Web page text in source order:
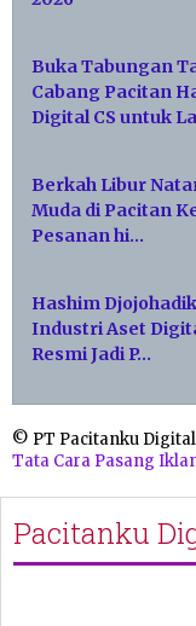
Buka Tabungan
Cabang Pacitan
Digital CS untuk
Berkah Libur
Muda di Pacitan
Pesanan hi…
Hashim
Industri Aset
Resmi Jadi P…
© PT Pacitanku
Tata Cara Pasang
Pacitanku